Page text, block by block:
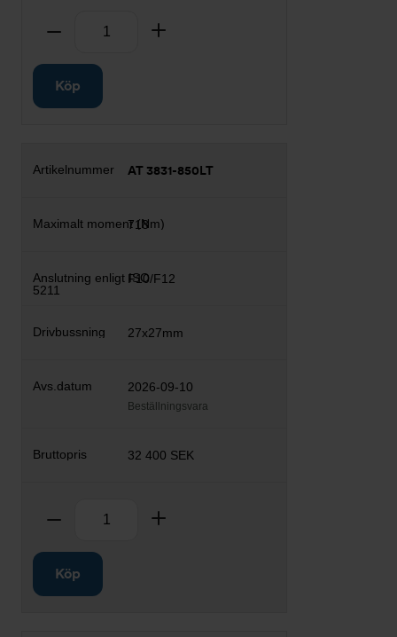
Ta bort
Köp
AT 3831-850LT
718
F10/F12
27x27mm
2026-09-10
Beställningsvara
32 400 SEK
Ta bort
Köp